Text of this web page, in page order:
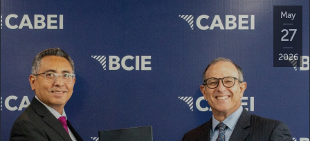
May
27
2026